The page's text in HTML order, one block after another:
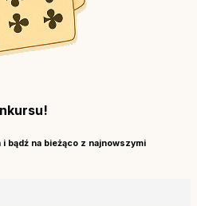
bądź na bieżąco z najnowszymi